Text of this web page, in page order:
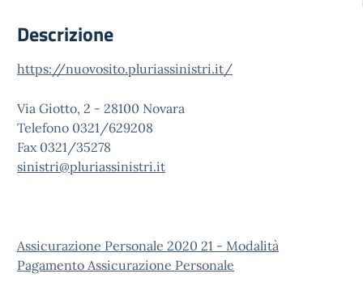
Descrizione
https://nuovosito.pluriassinistri.it/
Via Giotto, 2 - 28100 Novara
Telefono 0321/629208
Fax 0321/35278
sinistri@pluriassinistri.it
Assicurazione Personale 2020 21 - Modalità
Pagamento Assicurazione Personale